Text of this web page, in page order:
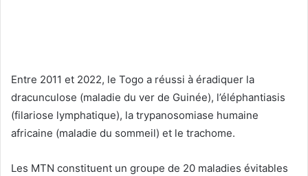
Entre 2011 et 2022, le Togo a réussi à éradiquer la
dracunculose (maladie du ver de Guinée), l’éléphantiasis
(filariose lymphatique), la trypanosomiase humaine
africaine (maladie du sommeil) et le trachome.
Les MTN constituent un groupe de 20 maladies évitables